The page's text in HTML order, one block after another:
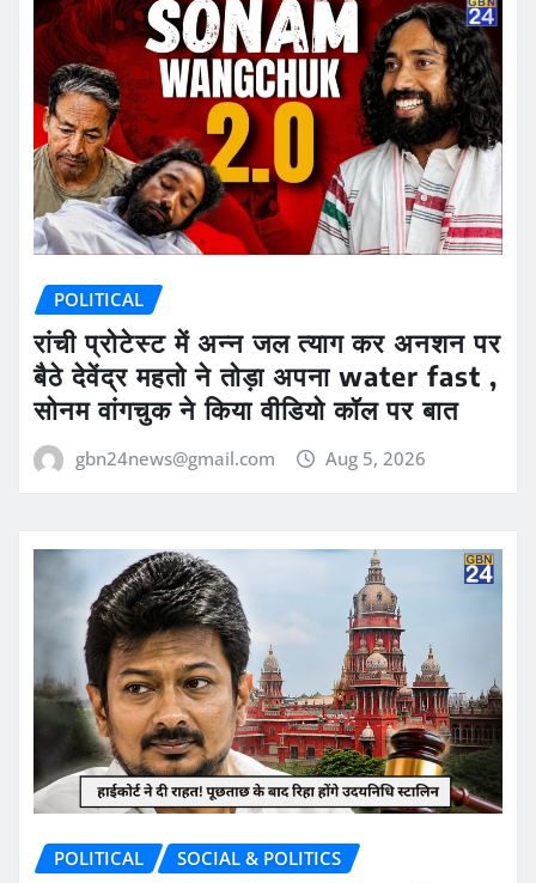
POLITICAL
रांची प्रोटेस्ट में अन्न जल त्याग कर अनशन पर
बैठे देवेंद्र महतो ने तोड़ा अपना water fast ,
सोनम वांगचुक ने किया वीडियो कॉल पर बात
gbn24news@gmail.com Aug 5, 2026
POLITICAL SOCIAL & POLITICS